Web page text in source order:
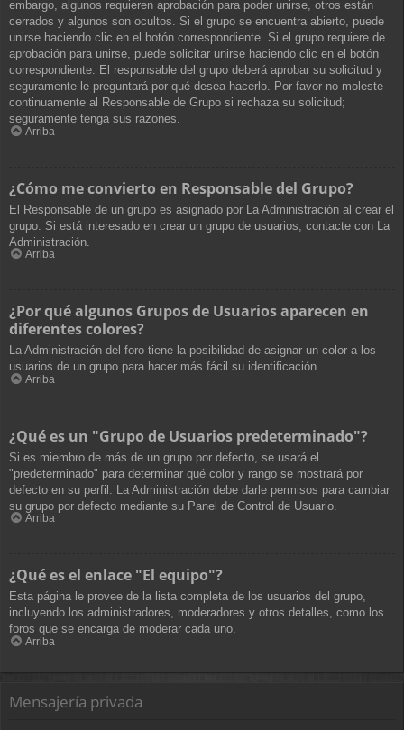
embargo, algunos requieren aprobación para poder unirse, otros están
cerrados y algunos son ocultos. Si el grupo se encuentra abierto, puede
unirse haciendo clic en el botón correspondiente. Si el grupo requiere de
aprobación para unirse, puede solicitar unirse haciendo clic en el botón
correspondiente. El responsable del grupo deberá aprobar su solicitud y
seguramente le preguntará por qué desea hacerlo. Por favor no moleste
continuamente al Responsable de Grupo si rechaza su solicitud;
seguramente tenga sus razones.
Arriba
¿Cómo me convierto en Responsable del Grupo?
El Responsable de un grupo es asignado por La Administración al crear el
grupo. Si está interesado en crear un grupo de usuarios, contacte con La
Administración.
Arriba
¿Por qué algunos Grupos de Usuarios aparecen en
diferentes colores?
La Administración del foro tiene la posibilidad de asignar un color a los
usuarios de un grupo para hacer más fácil su identificación.
Arriba
¿Qué es un "Grupo de Usuarios predeterminado"?
Si es miembro de más de un grupo por defecto, se usará el
"predeterminado" para determinar qué color y rango se mostrará por
defecto en su perfil. La Administración debe darle permisos para cambiar
su grupo por defecto mediante su Panel de Control de Usuario.
Arriba
¿Qué es el enlace "El equipo"?
Esta página le provee de la lista completa de los usuarios del grupo,
incluyendo los administradores, moderadores y otros detalles, como los
foros que se encarga de moderar cada uno.
Arriba
Mensajería privada